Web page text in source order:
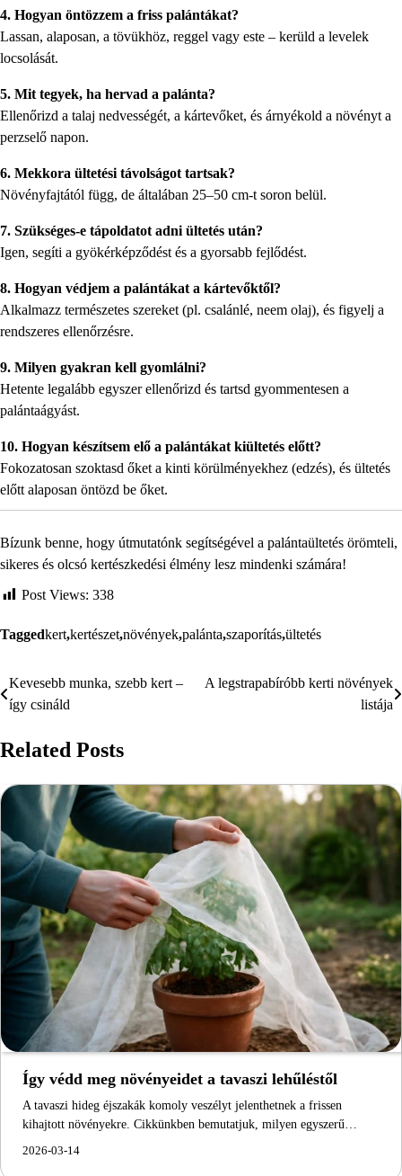
4. Hogyan öntözzem a friss palántákat?
Lassan, alaposan, a tövükhöz, reggel vagy este – kerüld a levelek
locsolását.
5. Mit tegyek, ha hervad a palánta?
Ellenőrizd a talaj nedvességét, a kártevőket, és árnyékold a növényt a
perzselő napon.
6. Mekkora ültetési távolságot tartsak?
Növényfajtától függ, de általában 25–50 cm-t soron belül.
7. Szükséges-e tápoldatot adni ültetés után?
Igen, segíti a gyökérképződést és a gyorsabb fejlődést.
8. Hogyan védjem a palántákat a kártevőktől?
Alkalmazz természetes szereket (pl. csalánlé, neem olaj), és figyelj a
rendszeres ellenőrzésre.
9. Milyen gyakran kell gyomlálni?
Hetente legalább egyszer ellenőrizd és tartsd gyommentesen a
palántaágyást.
10. Hogyan készítsem elő a palántákat kiültetés előtt?
Fokozatosan szoktasd őket a kinti körülményekhez (edzés), és ültetés
előtt alaposan öntözd be őket.
Bízunk benne, hogy útmutatónk segítségével a palántaültetés örömteli,
sikeres és olcsó kertészkedési élmény lesz mindenki számára!
Post Views: 338
Taggedkert,kertészet,növények,palánta,szaporítás,ültetés
Bejegyzés
navigáció
Kevesebb munka, szebb kert –
így csináld
A legstrapabíróbb kerti növények
listája
Related Posts
Így védd meg növényeidet a tavaszi lehűléstől
A tavaszi hideg éjszakák komoly veszélyt jelenthetnek a frissen
kihajtott növényekre. Cikkünkben bemutatjuk, milyen egyszerű…
2026-03-14